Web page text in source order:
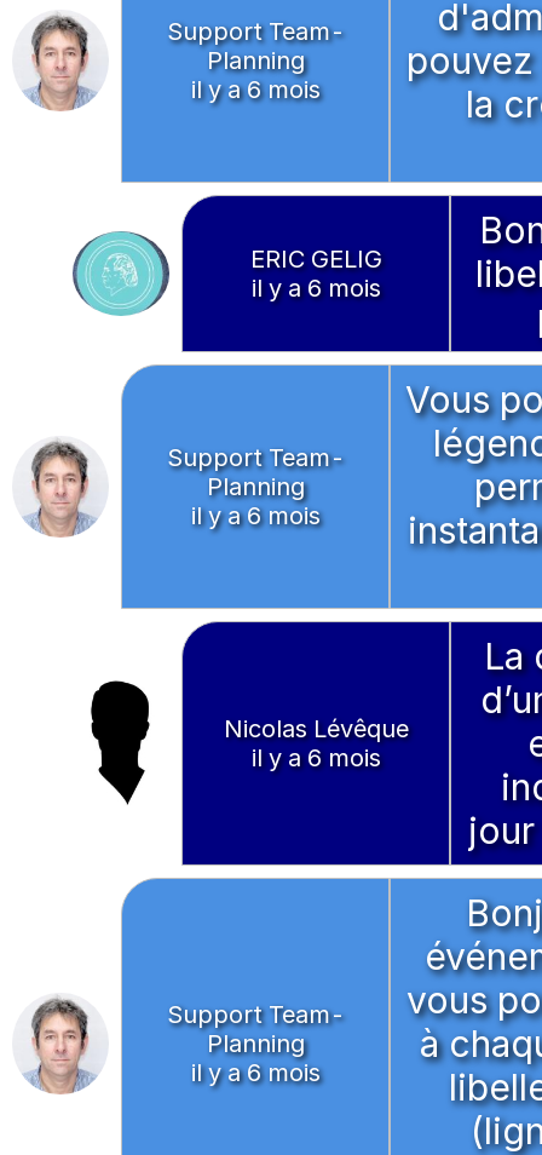
Support Team-
Planning
il y a 6 mois
pouvez
la
ERIC GELIG
il y a 6 mois
Support Team-
Planning
il y a 6 mois
Vous
Nicolas Lévêque
il y a 6 mois
La
Support Team-
Planning
il y a 6 mois
vous
à